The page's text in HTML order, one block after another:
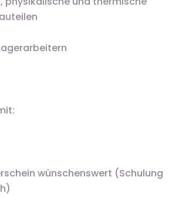
wünschenswert (Schulung